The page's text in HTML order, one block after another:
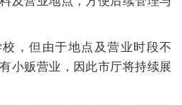
，但由于地点及营业时段不
小贩营业，因此市厅将持续展